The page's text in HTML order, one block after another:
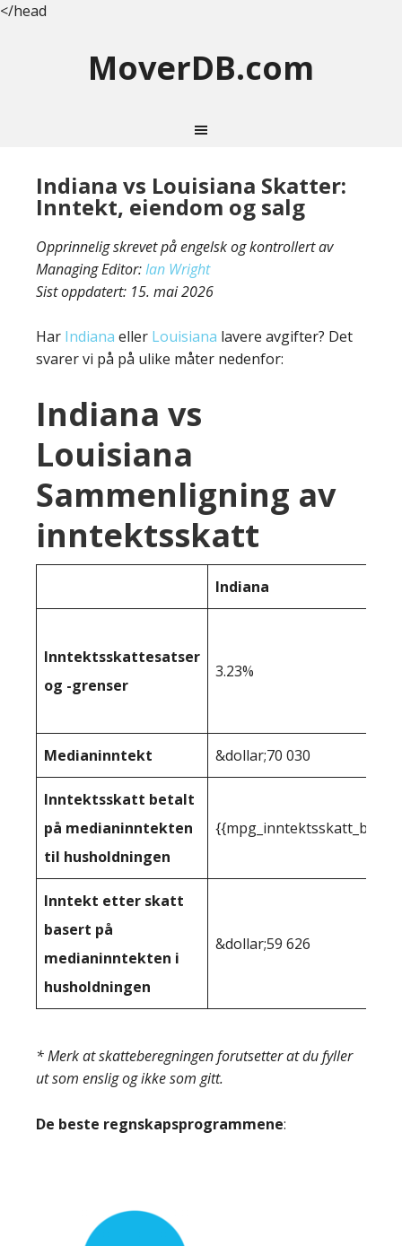
</head
MoverDB.com
Indiana vs Louisiana Skatter:
Inntekt, eiendom og salg
Opprinnelig skrevet på engelsk og kontrollert av
Managing Editor:Ian Wright
Sist oppdatert: 15. mai 2026
Har Indiana eller Louisiana lavere avgifter? Det
svarer vi på på ulike måter nedenfor:
Indiana vs
Louisiana
Sammenligning av
inntektsskatt
Indiana
Inntektsskattesatser
og -grenser
3.23%
Medianinntekt &dollar;70 030
Inntektsskatt betalt
på medianinntekten
til husholdningen
Inntekt etter skatt
basert på
medianinntekten i
husholdningen
&dollar;59 626
* Merk at skatteberegningen forutsetter at du fyller
ut som enslig og ikke som gitt.
De beste regnskapsprogrammene: